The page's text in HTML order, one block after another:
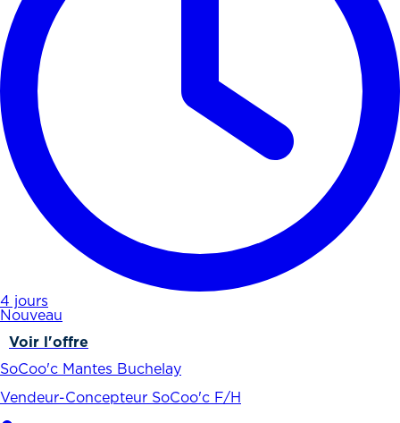
4 jours
Nouveau
Voir l'offre
SoCoo'c Mantes Buchelay
Vendeur-Concepteur SoCoo'c F/H